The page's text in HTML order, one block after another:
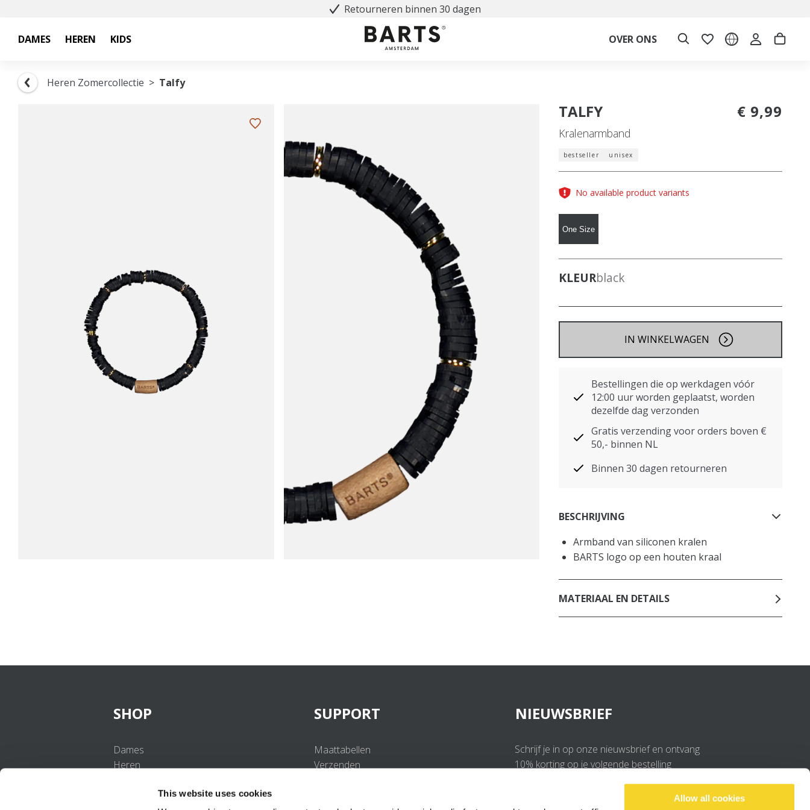
This website uses cookies
Allow all cookies
Retourneren binnen 30 dagen
DAMES HEREN KIDS OVER ONS
Heren Zomercollectie Talfy
TALFY
Kralenarmband
€ 9,99
bestseller unisex
No available product variants
One Size
KLEURblack
IN WINKELWAGEN
Bestellingen die op werkdagen vóór
12:00 uur worden geplaatst, worden
dezelfde dag verzonden
Gratis verzending voor orders boven €
50,- binnen NL
Binnen 30 dagen retourneren
BESCHRIJVING
Armband van siliconen kralen
BARTS logo op een houten kraal
MATERIAAL EN DETAILS
SHOP
Dames
Heren
SUPPORT
Maattabellen
Verzenden
NIEUWSBRIEF
Schrijf je in op onze nieuwsbrief en ontvang
10% korting op je volgende bestelling